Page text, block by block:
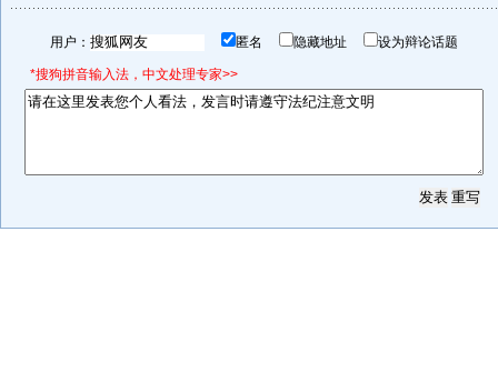
用户： 匿名 隐藏地址 设为辩论话题
*搜狗拼音输入法，中文处理专家>>